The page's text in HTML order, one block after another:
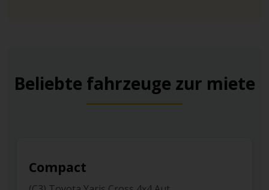
Beliebte fahrzeuge zur miete
Compact